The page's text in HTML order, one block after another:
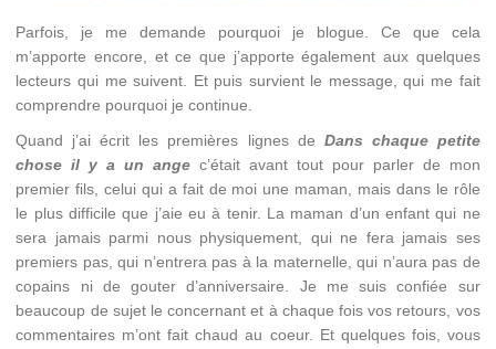
Parfois, je me demande pourquoi je blogue. Ce que cela
m’apporte encore, et ce que j’apporte également aux quelques
lecteurs qui me suivent. Et puis survient le message, qui me fait
comprendre pourquoi je continue.
Quand j’ai écrit les premières lignes de Dans chaque petite
chose il y a un ange c’était avant tout pour parler de mon
premier fils, celui qui a fait de moi une maman, mais dans le rôle
le plus difficile que j’aie eu à tenir. La maman d’un enfant qui ne
sera jamais parmi nous physiquement, qui ne fera jamais ses
premiers pas, qui n’entrera pas à la maternelle, qui n’aura pas de
copains ni de gouter d’anniversaire. Je me suis confiée sur
beaucoup de sujet le concernant et à chaque fois vos retours, vos
commentaires m’ont fait chaud au coeur. Et quelques fois, vous